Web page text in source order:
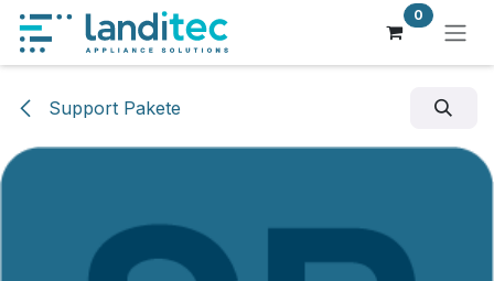
Zum Inhalt springen 0
Support Pakete